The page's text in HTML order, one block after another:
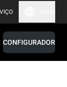
CONFIGURADOR